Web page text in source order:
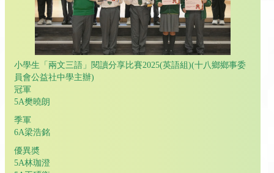
小學生「兩文三語」閱讀分享比賽2025(英語組)(十八鄉鄉事委
員會公益社中學主辦)
冠軍
5A樊曉朗
季軍
6A梁浩銘
優異奬
5A林珈澄